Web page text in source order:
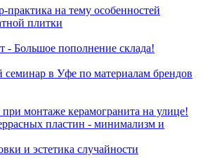
практика на тему особенностей
плитки
- Большое пополнение склада!
в Уфе по материалам брендов
при монтаже керамогранита на улице!
пластин - минимализм и
и эстетика случайности